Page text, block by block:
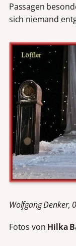
Passagen
sich niemand
Wolfgang Denker,
Fotos von Hilka